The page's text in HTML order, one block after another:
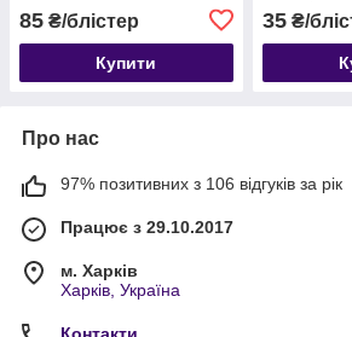
85 ₴/блістер
Купити
35₴/
Про нас
97% позитивних з 106 відгуків за рік
Працює з 29.10.2017
м. Харків
Харків, Україна